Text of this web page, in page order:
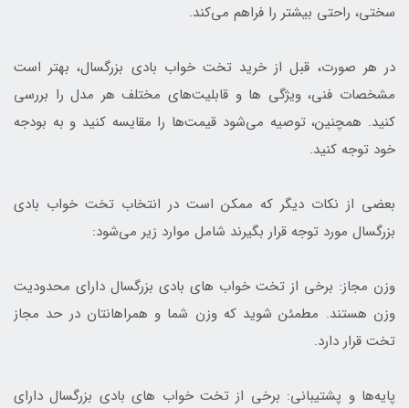
سختی، راحتی بیشتر را فراهم می‌کند.
در هر صورت، قبل از خرید تخت خواب بادی بزرگسال، بهتر است
مشخصات فنی، ویژگی ها و قابلیت‌های مختلف هر مدل را بررسی
کنید. همچنین، توصیه می‌شود قیمت‌ها را مقایسه کنید و به بودجه
خود توجه کنید.
بعضی از نکات دیگر که ممکن است در انتخاب تخت خواب بادی
بزرگسال مورد توجه قرار بگیرند شامل موارد زیر می‌شود:
وزن مجاز: برخی از تخت خواب های بادی بزرگسال دارای محدودیت
وزن هستند. مطمئن شوید که وزن شما و همراهانتان در حد مجاز
تخت قرار دارد.
پایه‌ها و پشتیبانی: برخی از تخت خواب های بادی بزرگسال دارای